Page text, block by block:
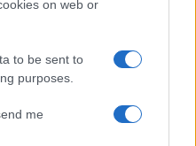
on web or
to be sent to
purposes.
me